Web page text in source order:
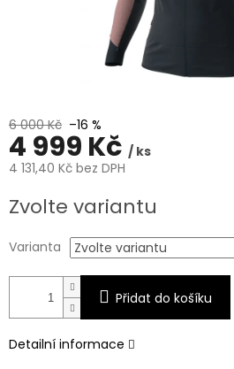
6 000 Kč –16 %
4 999 Kč / ks
4 131,40 Kč bez DPH
cena:
Zvolte variantu
Varianta
Přidat do košíku
Detailní informace